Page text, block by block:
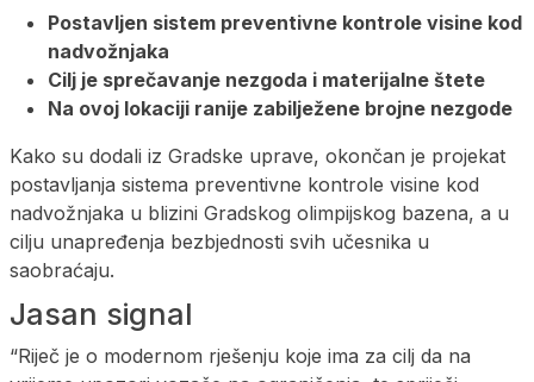
Postavljen sistem preventivne kontrole visine kod
nadvožnjaka
Cilj je sprečavanje nezgoda i materijalne štete
Na ovoj lokaciji ranije zabilježene brojne nezgode
Kako su dodali iz Gradske uprave, okončan je projekat
postavljanja sistema preventivne kontrole visine kod
nadvožnjaka u blizini Gradskog olimpijskog bazena, a u
cilju unapređenja bezbjednosti svih učesnika u
saobraćaju.
Jasan signal
“Riječ je o modernom rješenju koje ima za cilj da na